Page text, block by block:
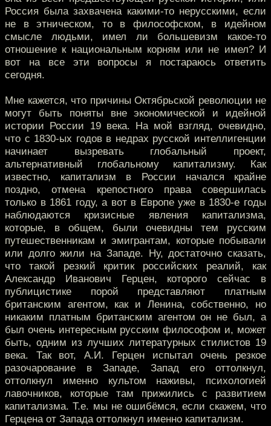
Россия была захвачена какими-то нерусскими, если
не в этническом, то в философском, в идейном
смысле людьми, имел ли большевизм какое-то
отношение к национальным корням или не имел? И
вот на все эти вопросы я постараюсь ответить
сегодня.
Мне кажется, что причины Октябрьской революции не
могут быть поняты вне экономической и идейной
истории России 19 века. На мой взгляд, очевидно,
что с 1830-ых годов в недрах русской интеллигенции
начинает вызревать глобальный проект,
альтернативный глобальному капитализму. Как
известно, капитализм в России начался крайне
поздно, отмена крепостного права совершилась
только в 1861 году, а вот в Европе уже в 1830-е годы
наблюдаются кризисные явления капитализма,
которые, в общем, были очевидны тем русским
путешественникам и эмигрантам, которые побывали
или долго жили на Западе. Ну, достаточно сказать,
что такой резкий критик российских реалий, как
Александр Иванович Герцен, которого сейчас в
публицистике порой представляют платным
британским агентом, как и Ленина, собственно, но
никаким платным британским агентом он не был, а
был очень интересным русским философом и, может
быть, одним из лучших литературных стилистов 19
века. Так вот, А.И. Герцен испытал очень резкое
разочарование в Западе, Запад его оттолкнул,
оттолкнул именно культом наживы, психологией
лавочников, которые там прижились с развитием
капитализма. Т.е. мы не ошибёмся, если скажем, что
Герцена от Запада оттолкнул именно капитализм.